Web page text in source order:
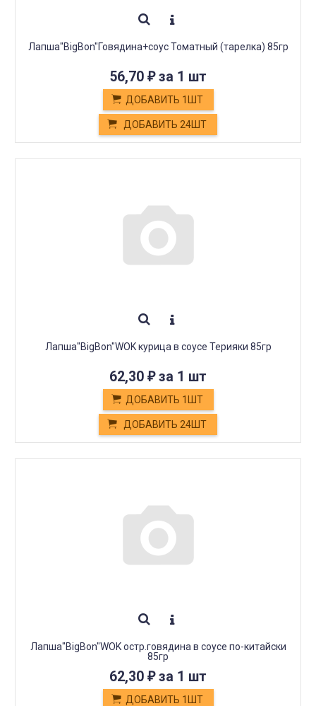
Лапша"BigBon"Говядина+соус Томатный (тарелка) 85гр
56,70 ₽за 1 шт
ДОБАВИТЬ 1ШТ
ДОБАВИТЬ 24ШТ
Лапша"BigBon"WOK курица в соусе Терияки 85гр
62,30 ₽за 1 шт
ДОБАВИТЬ 1ШТ
ДОБАВИТЬ 24ШТ
Лапша"BigBon"WOK остр.говядина в соусе по-китайски
85гр
62,30 ₽за 1 шт
ДОБАВИТЬ 1ШТ